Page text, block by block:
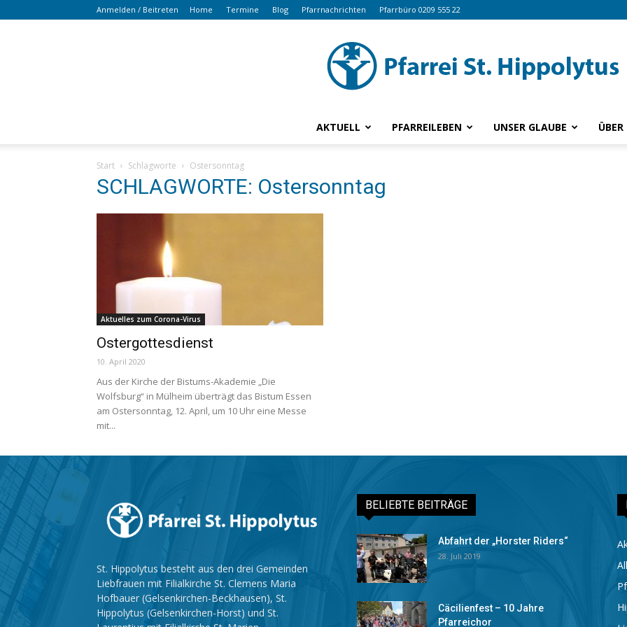
Anmelden / Beitreten Home Termine Blog Pfarrnachrichten Pfarrbüro 0209 555 22
AKTUELL PFARREILEBEN UNSER GLAUBE ÜBER
Start Schlagworte Ostersonntag
SCHLAGWORTE: Ostersonntag
Aktuelles zum Corona-Virus
Ostergottesdienst
10. April 2020
Aus der Kirche der Bistums-Akademie „Die
Wolfsburg“ in Mülheim überträgt das Bistum Essen
am Ostersonntag, 12. April, um 10 Uhr eine Messe
mit...
St. Hippolytus besteht aus den drei Gemeinden
Liebfrauen mit Filialkirche St. Clemens Maria
Hofbauer (Gelsenkirchen-Beckhausen), St.
Hippolytus (Gelsenkirchen-Horst) und St.
BELIEBTE BEITRÄGE
Abfahrt der „Horster Riders“
28. Juli 2019
Cäcilienfest – 10 Jahre
Pfarreichor